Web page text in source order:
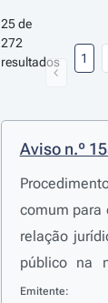
25 de
272
resultados
1
Aviso n.º
comum para
relação
público na
contrato
Emitente: